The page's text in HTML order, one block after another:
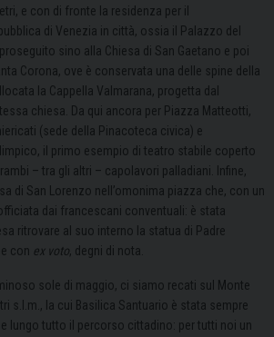
e con di fronte la residenza per il
di Venezia in città, ossia il Palazzo del
sino alla Chiesa di San Gaetano e poi
Corona, ove è conservata una delle spine della
la Cappella Valmarana, progetta dal
chiesa. Da qui ancora per Piazza Matteotti,
(sede della Pinacoteca civica) e
il primo esempio di teatro stabile coperto
– tra gli altri – capolavori palladiani. Infine,
di San Lorenzo nell’omonima piazza che, con un
dai francescani conventuali: è stata
ritrovare al suo interno la statua di Padre
con ex voto, degni di nota.
sole di maggio, ci siamo recati sul Monte
s.l.m., la cui Basilica Santuario è stata sempre
lungo tutto il percorso cittadino: per tutti noi un